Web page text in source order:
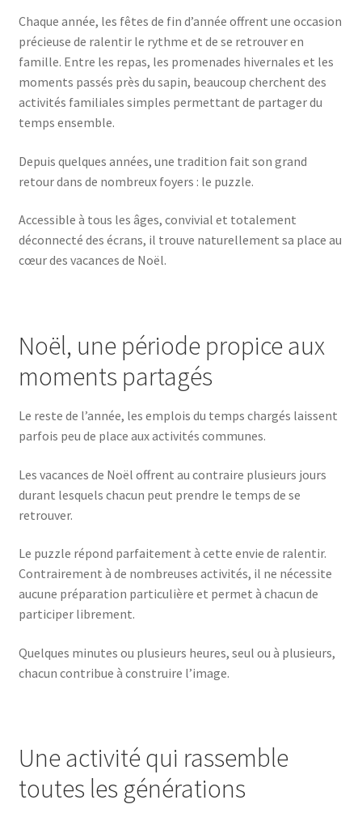
Chaque année, les fêtes de fin d’année offrent une occasion
précieuse de ralentir le rythme et de se retrouver en
famille. Entre les repas, les promenades hivernales et les
moments passés près du sapin, beaucoup cherchent des
activités familiales simples permettant de partager du
temps ensemble.
Depuis quelques années, une tradition fait son grand
retour dans de nombreux foyers : le puzzle.
Accessible à tous les âges, convivial et totalement
déconnecté des écrans, il trouve naturellement sa place au
cœur des vacances de Noël.
Noël, une période propice aux
moments partagés
Le reste de l’année, les emplois du temps chargés laissent
parfois peu de place aux activités communes.
Les vacances de Noël offrent au contraire plusieurs jours
durant lesquels chacun peut prendre le temps de se
retrouver.
Le puzzle répond parfaitement à cette envie de ralentir.
Contrairement à de nombreuses activités, il ne nécessite
aucune préparation particulière et permet à chacun de
participer librement.
Quelques minutes ou plusieurs heures, seul ou à plusieurs,
chacun contribue à construire l’image.
Une activité qui rassemble
toutes les générations